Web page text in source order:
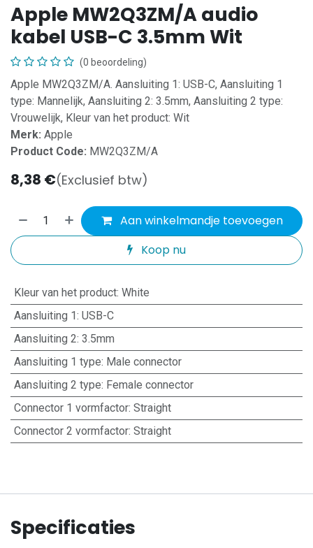
Apple MW2Q3ZM/A audio
kabel USB-C 3.5mm Wit
(0 beoordeling)
Apple MW2Q3ZM/A. Aansluiting 1: USB-C, Aansluiting 1
type: Mannelijk, Aansluiting 2: 3.5mm, Aansluiting 2 type:
Vrouwelijk, Kleur van het product: Wit
Merk: Apple
Product Code: MW2Q3ZM/A
8,38 €(Exclusief btw)
Aan winkelmandje toevoegen
Koop nu
Kleur van het product: White
Aansluiting 1: USB-C
Aansluiting 2: 3.5mm
Aansluiting 1 type: Male connector
Aansluiting 2 type: Female connector
Connector 1 vormfactor: Straight
Connector 2 vormfactor: Straight
Specificaties